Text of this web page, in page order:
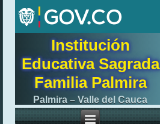
Institución
Educativa Sagrada
Familia Palmira
Palmira – Valle del Cauca